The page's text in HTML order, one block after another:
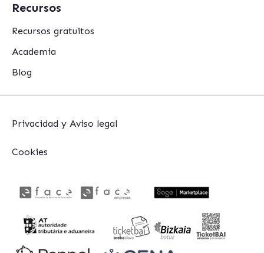
Recursos
Recursos gratuitos
Academia
Blog
Privacidad y Aviso legal
Cookies